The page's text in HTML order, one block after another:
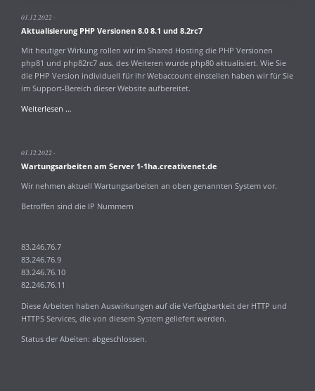
01.12.2022
Aktualisierung PHP Versionen 8.0 8.1 und 8.2rc7
Mit heutiger Wirkung rollen wir im Shared Hosting die PHP Versionen
php81 und php82rc7 aus. des Weiteren wurde php80 aktualisiert. Wie Sie
die PHP Version individuell für Ihr Webaccount einstellen haben wir für Sie
im Support-Bereich dieser Website aufbereitet.
Weiterlesen …
und
8.2rc7
01.12.2022
Wartungsarbeiten am Server 1-1ha.creativenet.de
Wir nehmen aktuell Wartungsarbeiten an oben genannten System vor.
Betroffen sind die IP Nummern
83.246.76.7
83.246.76.9
83.246.76.10
82.246.76.11
Diese Arbeiten haben Auswirkungen auf die Verfügbartkeit der HTTP und
HTTPS Services, die von diesem System geliefert werden.
Status der Abeiten: abgeschlossen.